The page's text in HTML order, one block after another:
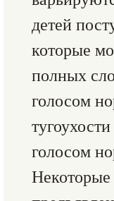
детей
которые
полных
голосом
голосом